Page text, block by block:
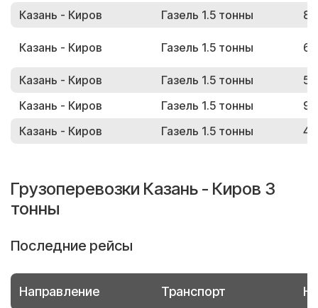
Казань - Киров
Газель 1.5 тонны
Казань - Киров Газель 1.5 тонны
Казань - Киров Газель 1.5 тонны
Казань - Киров
Газель 1.5 тонны
Казань - Киров
Газель 1.5 тонны
Грузоперевозки Казань - Киров 3
тонны
Последние рейсы
Направление Транспорт